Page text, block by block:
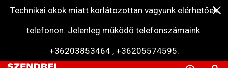
Technikai okok miatt korlátozottan vagyunk elérhetőek
telefonon. Jelenleg működő telefonszámaink:
+36203853464 , +36205574595.